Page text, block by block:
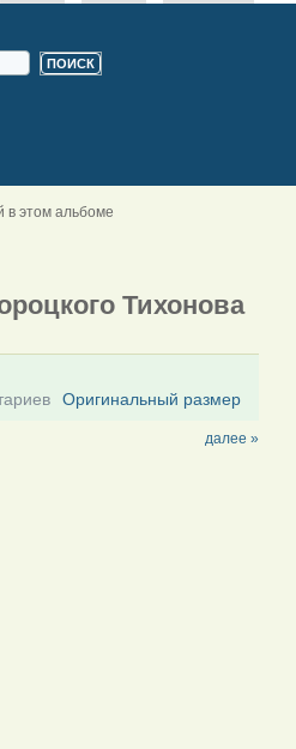
в этом альбоме
Тихонова
Оригинальный размер
далее »